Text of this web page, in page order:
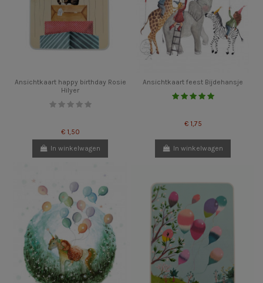
Ansichtkaart happy birthday Rosie
Hilyer
€ 1,50
In winkelwagen
Ansichtkaart feest Bijdehansje
€ 1,75
In winkelwagen